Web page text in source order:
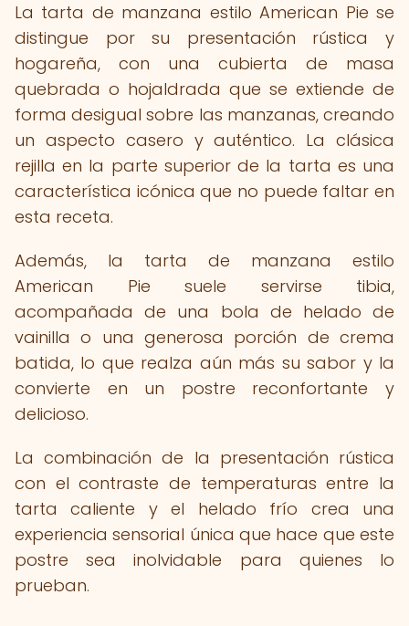
La tarta de manzana estilo American Pie se
distingue por su presentación rústica y
hogareña, con una cubierta de masa
quebrada o hojaldrada que se extiende de
forma desigual sobre las manzanas, creando
un aspecto casero y auténtico. La clásica
rejilla en la parte superior de la tarta es una
característica icónica que no puede faltar en
esta receta.
Además, la tarta de manzana estilo
American Pie suele servirse tibia,
acompañada de una bola de helado de
vainilla o una generosa porción de crema
batida, lo que realza aún más su sabor y la
convierte en un postre reconfortante y
delicioso.
La combinación de la presentación rústica
con el contraste de temperaturas entre la
tarta caliente y el helado frío crea una
experiencia sensorial única que hace que este
postre sea inolvidable para quienes lo
prueban.